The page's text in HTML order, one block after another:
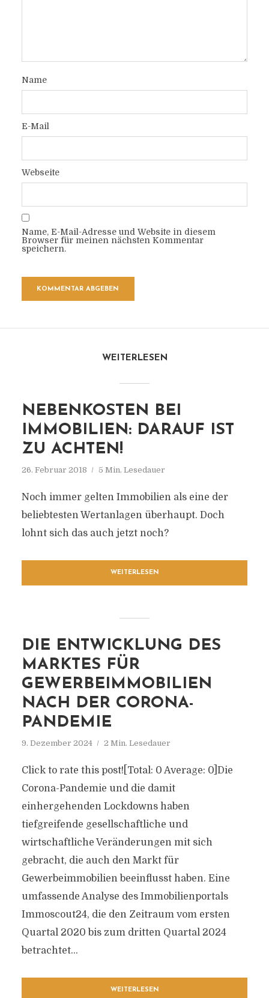
Name
E-Mail
Webseite
Name, E-Mail-Adresse und Website in diesem
Browser für meinen nächsten Kommentar
speichern.
WEITERLESEN
NEBENKOSTEN BEI
IMMOBILIEN: DARAUF IST
ZU ACHTEN!
26. Februar 2018 5 Min. Lesedauer
Noch immer gelten Immobilien als eine der
beliebtesten Wertanlagen überhaupt. Doch
lohnt sich das auch jetzt noch?
WEITERLESEN
DIE ENTWICKLUNG DES
MARKTES FÜR
GEWERBEIMMOBILIEN
NACH DER CORONA-
PANDEMIE
9. Dezember 2024 2 Min. Lesedauer
Click to rate this post![Total: 0 Average: 0]Die
Corona-Pandemie und die damit
einhergehenden Lockdowns haben
tiefgreifende gesellschaftliche und
wirtschaftliche Veränderungen mit sich
gebracht, die auch den Markt für
Gewerbeimmobilien beeinflusst haben. Eine
umfassende Analyse des Immobilienportals
Immoscout24, die den Zeitraum vom ersten
Quartal 2020 bis zum dritten Quartal 2024
betrachtet...
WEITERLESEN